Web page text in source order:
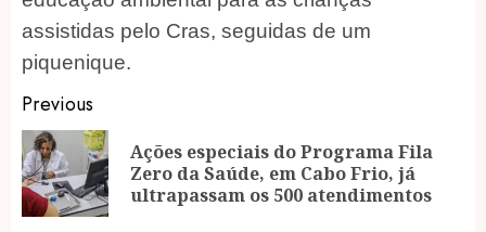
assistidas pelo Cras, seguidas de um
piquenique.
Post
navigation
Previous
Ações especiais do Programa Fila
Zero da Saúde, em Cabo Frio, já
ultrapassam os 500 atendimentos